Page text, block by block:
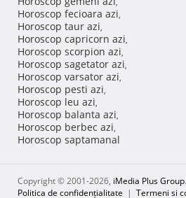
Horoscop fecioara azi,
Horoscop taur azi,
Horoscop capricorn azi,
Horoscop scorpion azi,
Horoscop sagetator azi,
Horoscop varsator azi,
Horoscop pesti azi,
Horoscop leu azi,
Horoscop balanta azi,
Horoscop berbec azi,
Horoscop saptamanal
Copyright © 2001-2026, iMedia Plus Group
Politica de confidențialitate | Termeni si